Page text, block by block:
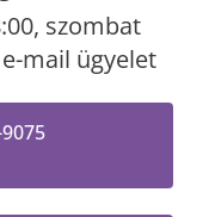
szombat
mail ügyelet